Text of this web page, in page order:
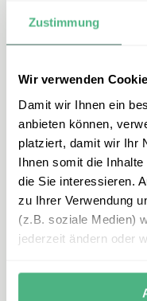
Zustimmung
Wir verwenden
Damit wir Ihnen ein
anbieten können,
platziert, damit wir Ihr
Ihnen somit die Inhalte
die Sie interessieren.
zu Ihrer Verwendung
(z.B. soziale Medien)
jederzeit ändern oder